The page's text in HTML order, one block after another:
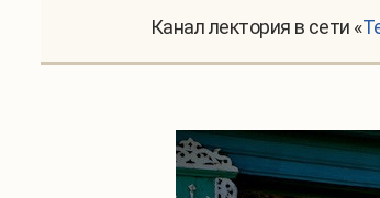
Канал лектория в сети «